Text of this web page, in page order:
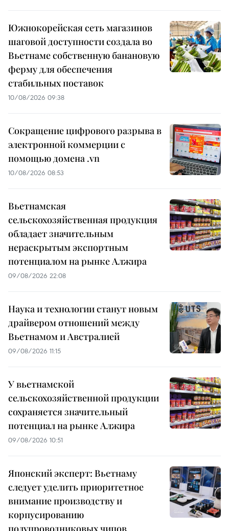
Южнокорейская сеть магазинов
шаговой доступности создала во
Вьетнаме собственную банановую
ферму для обеспечения
стабильных поставок
10/08/2026 09:38
Сокращение цифрового разрыва в
электронной коммерции с
помощью домена .vn
10/08/2026 08:53
Вьетнамская
сельскохозяйственная продукция
обладает значительным
нераскрытым экспортным
потенциалом на рынке Алжира
09/08/2026 22:08
Наука и технологии станут новым
драйвером отношений между
Вьетнамом и Австралией
09/08/2026 11:15
У вьетнамской
сельскохозяйственной продукции
сохраняется значительный
потенциал на рынке Алжира
09/08/2026 10:51
Японский эксперт: Вьетнаму
следует уделить приоритетное
внимание производству и
корпусированию